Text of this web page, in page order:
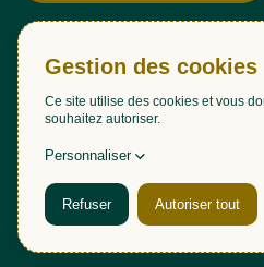
Gestion des cookies
Accessibilité :
Mentions légales
Politique de confidentialité
Plan du site
Une création